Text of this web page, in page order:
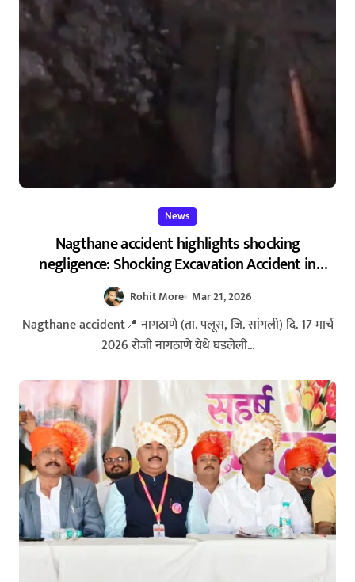
News
Nagthane accident highlights shocking
negligence: Shocking Excavation Accident in
Nagthane – निष्काळजी खोदकामाचा बळी! नागठाणे येथे
धक्कादायक अपघात
Rohit More Mar 21, 2026
Nagthane accident📍 नागठाणे (ता. पलूस, जि. सांगली) दि. 17 मार्च
2026 रोजी नागठाणे येथे घडलेली...